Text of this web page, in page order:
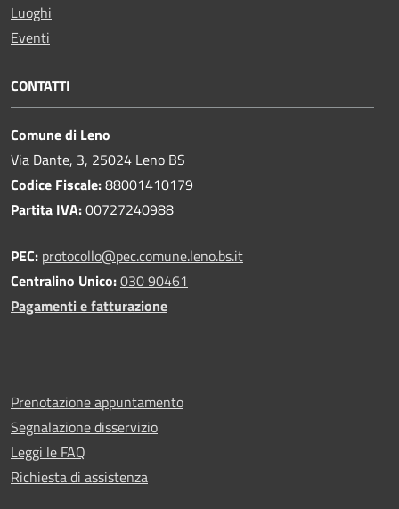
Luoghi
Eventi
CONTATTI
Comune di Leno
Via Dante, 3, 25024 Leno BS
Codice Fiscale:88001410179
Partita IVA:00727240988
PEC: protocollo@pec.comune.leno.bs.it
Centralino Unico:030 90461
Pagamenti e fatturazione
Prenotazione appuntamento
Segnalazione disservizio
Leggi le FAQ
Richiesta di assistenza